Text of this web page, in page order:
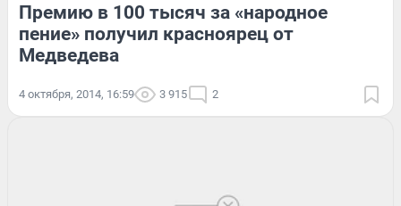
Премию в 100 тысяч за «народное
пение» получил красноярец от
Медведева
4 октября, 2014, 16:59 3 915 2